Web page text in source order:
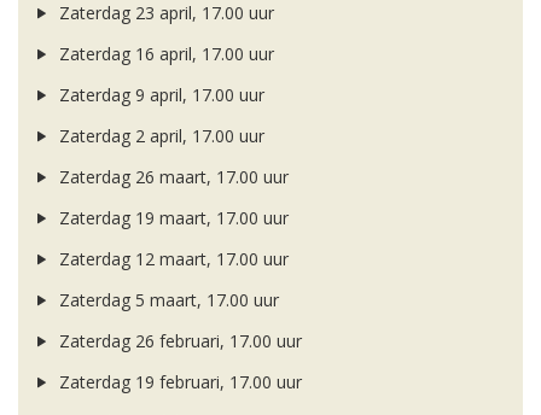
Zaterdag 23 april, 17.00 uur
Zaterdag 16 april, 17.00 uur
Zaterdag 9 april, 17.00 uur
Zaterdag 2 april, 17.00 uur
Zaterdag 26 maart, 17.00 uur
Zaterdag 19 maart, 17.00 uur
Zaterdag 12 maart, 17.00 uur
Zaterdag 5 maart, 17.00 uur
Zaterdag 26 februari, 17.00 uur
Zaterdag 19 februari, 17.00 uur